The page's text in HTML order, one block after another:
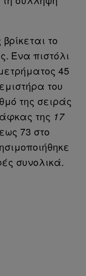
το
Ένα πιστόλι
45
του
της σειράς
της 17
73 στο
συνολικά.